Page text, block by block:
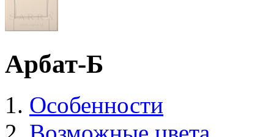
Арбат-Б
Особенности